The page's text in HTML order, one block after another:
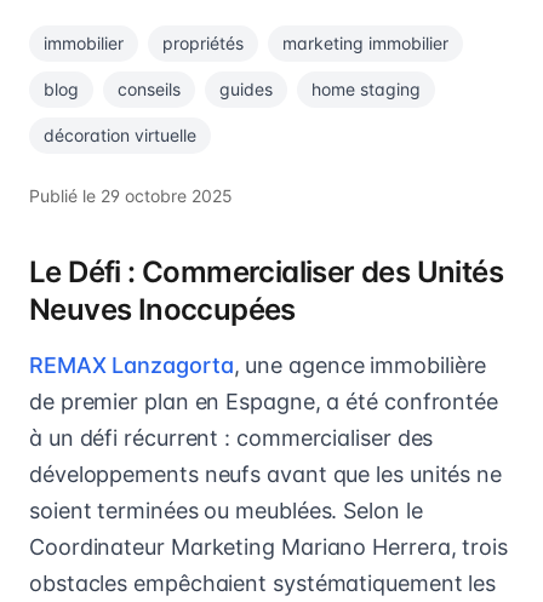
immobilier propriétés marketing immobilier
blog conseils guides home staging
décoration virtuelle
Publié le 29 octobre 2025
Le Défi : Commercialiser des Unités
Neuves Inoccupées
REMAX Lanzagorta, une agence immobilière
de premier plan en Espagne, a été confrontée
à un défi récurrent : commercialiser des
développements neufs avant que les unités ne
soient terminées ou meublées. Selon le
Coordinateur Marketing Mariano Herrera, trois
obstacles empêchaient systématiquement les